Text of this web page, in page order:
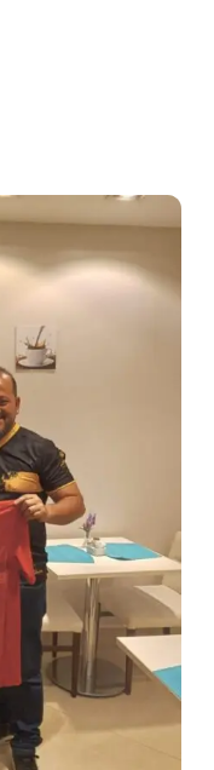
Gentil Valério,